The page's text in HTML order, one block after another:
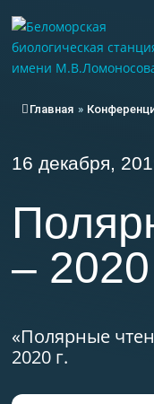
Главная »
16 декабря,
– 2020
«Полярные
2020 г.